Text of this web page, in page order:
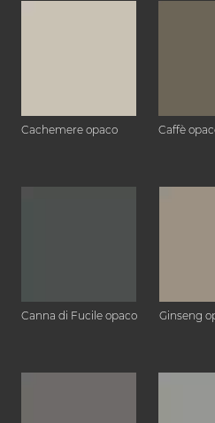
Cachemere opaco Caffè
Canna di Fucile opaco Ginseng